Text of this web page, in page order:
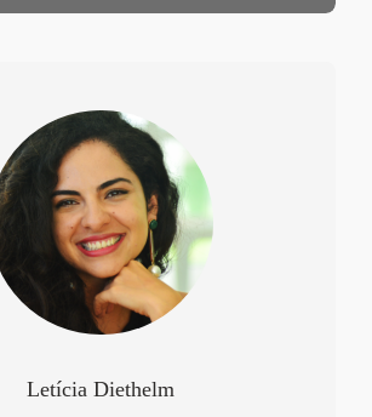
Letícia Diethelm